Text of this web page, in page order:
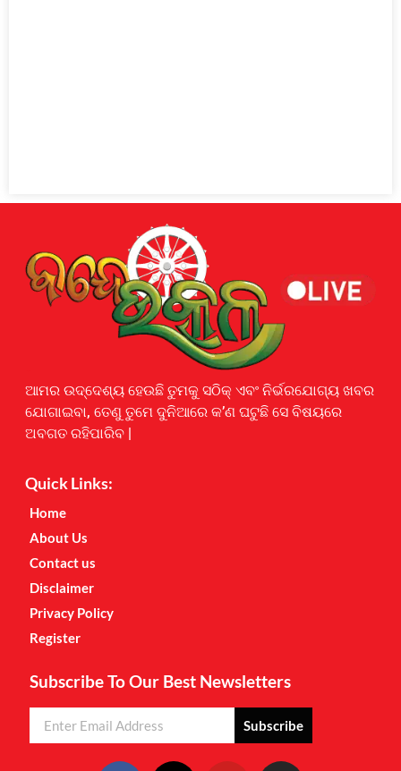
ଆମର ଉଦ୍ଦେଶ୍ୟ ହେଉଛି ତୁମକୁ ସଠିକ୍ ଏବଂ ନିର୍ଭରଯୋଗ୍ୟ ଖବର
ଯୋଗାଇବା, ତେଣୁ ତୁମେ ଦୁନିଆରେ କ’ଣ ଘଟୁଛି ସେ ବିଷୟରେ
ଅବଗତ ରହିପାରିବ |
Quick Links:
Home
About Us
Contact us
Disclaimer
Privacy Policy
Register
Subscribe To Our Best Newsletters
Subscribe